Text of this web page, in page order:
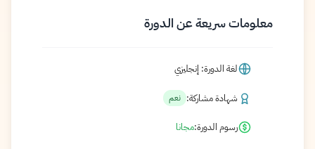
معلومات سريعة عن الدورة
لغة الدورة: إنجليزي
شهادة مشاركة: نعم
رسوم الدورة:مجانا